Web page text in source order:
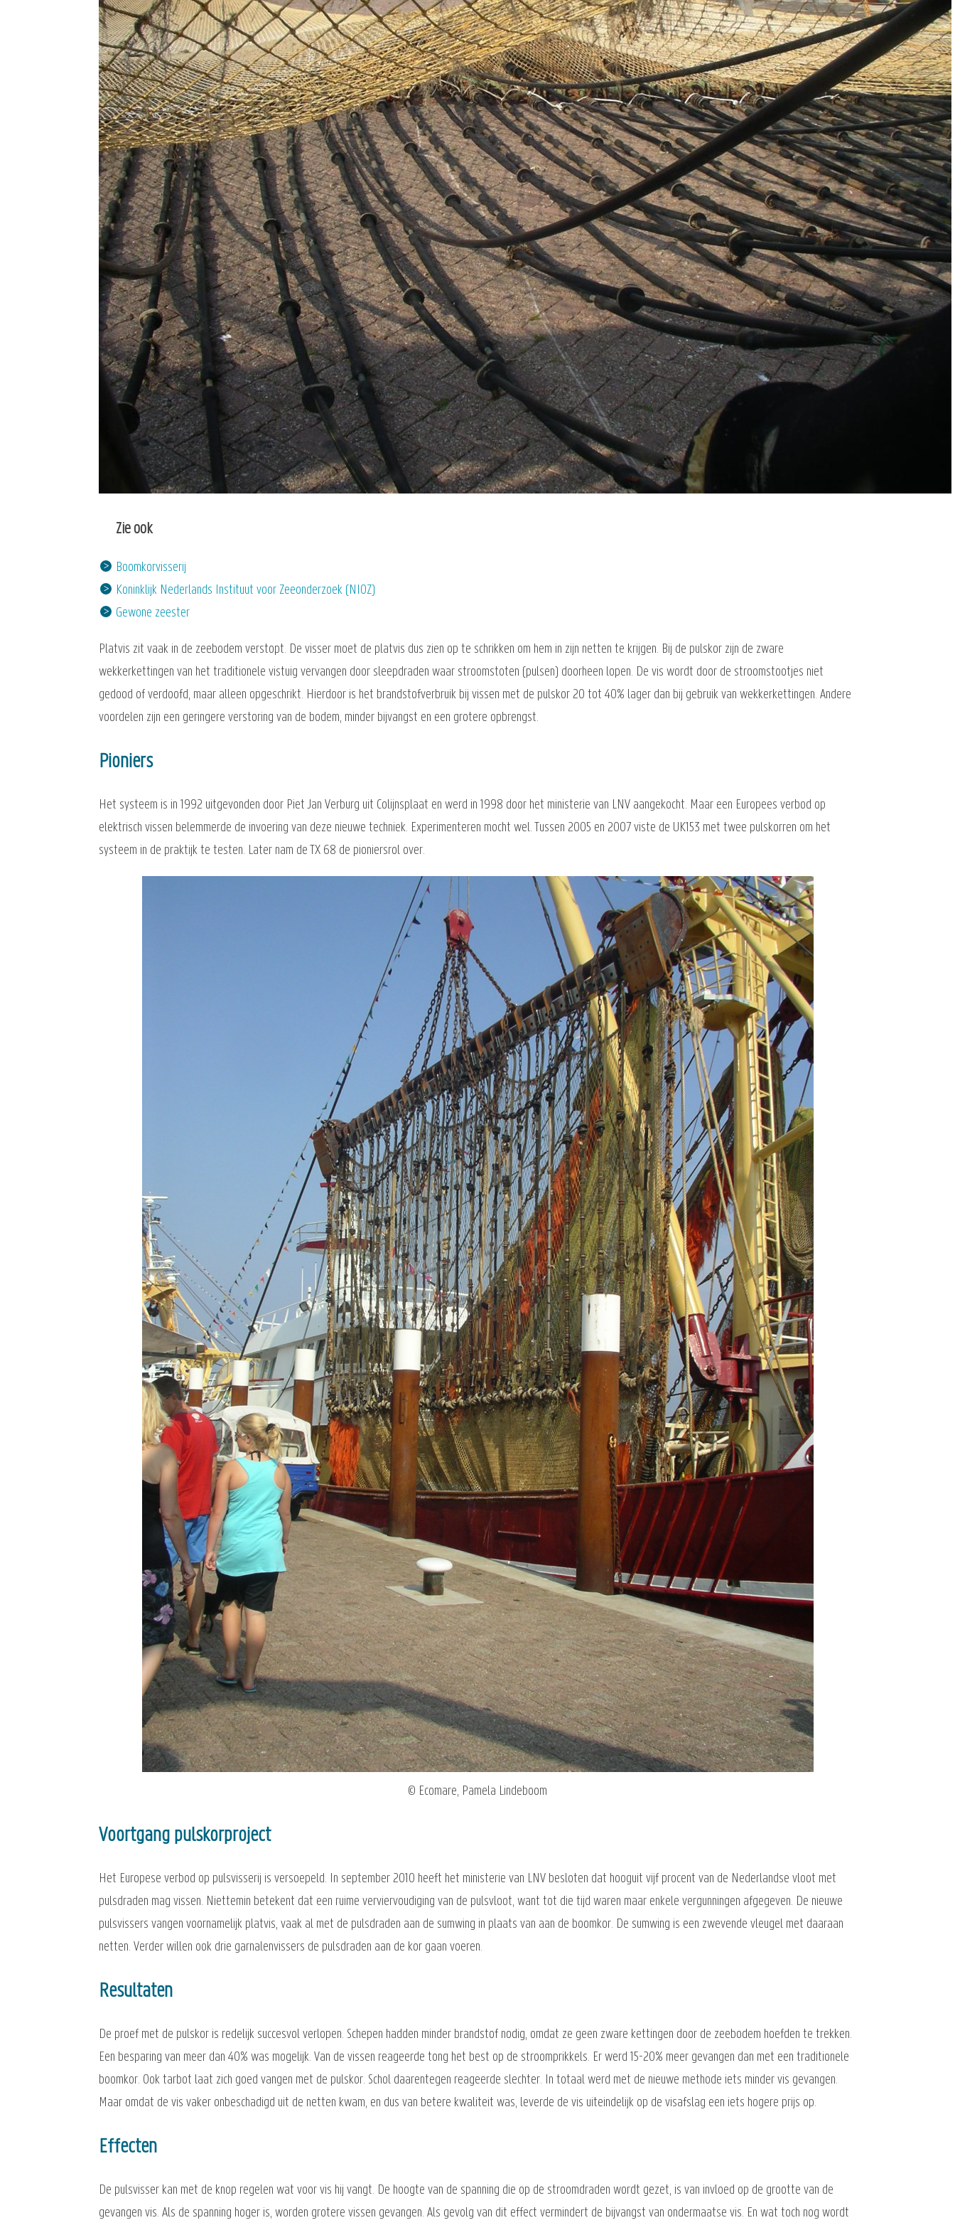
Zie ook
Boomkorvisserij
Koninklijk Nederlands Instituut voor Zeeonderzoek (NIOZ)
Gewone zeester
Platvis zit vaak in de zeebodem verstopt. De visser moet de platvis dus zien op te schrikken om hem in zijn netten te krijgen. Bij de pulskor zijn de zware
wekkerkettingen van het traditionele vistuig vervangen door sleepdraden waar stroomstoten (pulsen) doorheen lopen. De vis wordt door de stroomstootjes niet
gedood of verdoofd, maar alleen opgeschrikt. Hierdoor is het brandstofverbruik bij vissen met de pulskor 20 tot 40% lager dan bij gebruik van wekkerkettingen. Andere
voordelen zijn een geringere verstoring van de bodem, minder bijvangst en een grotere opbrengst.
Pioniers
Het systeem is in 1992 uitgevonden door Piet Jan Verburg uit Colijnsplaat en werd in 1998 door het ministerie van LNV aangekocht. Maar een Europees verbod op
elektrisch vissen belemmerde de invoering van deze nieuwe techniek. Experimenteren mocht wel. Tussen 2005 en 2007 viste de UK153 met twee pulskorren om het
systeem in de praktijk te testen. Later nam de TX 68 de pioniersrol over.
© Ecomare, Pamela Lindeboom
Voortgang pulskorproject
Het Europese verbod op pulsvisserij is versoepeld. In september 2010 heeft het ministerie van LNV besloten dat hooguit vijf procent van de Nederlandse vloot met
pulsdraden mag vissen. Niettemin betekent dat een ruime verviervoudiging van de pulsvloot, want tot die tijd waren maar enkele vergunningen afgegeven. De nieuwe
pulsvissers vangen voornamelijk platvis, vaak al met de pulsdraden aan de sumwing in plaats van aan de boomkor. De sumwing is een zwevende vleugel met daaraan
netten. Verder willen ook drie garnalenvissers de pulsdraden aan de kor gaan voeren.
Resultaten
De proef met de pulskor is redelijk succesvol verlopen. Schepen hadden minder brandstof nodig, omdat ze geen zware kettingen door de zeebodem hoefden te trekken.
Een besparing van meer dan 40% was mogelijk. Van de vissen reageerde tong het best op de stroomprikkels. Er werd 15-20% meer gevangen dan met een traditionele
boomkor. Ook tarbot laat zich goed vangen met de pulskor. Schol daarentegen reageerde slechter. In totaal werd met de nieuwe methode iets minder vis gevangen.
Maar omdat de vis vaker onbeschadigd uit de netten kwam, en dus van betere kwaliteit was, leverde de vis uiteindelijk op de visafslag een iets hogere prijs op.
Effecten
De pulsvisser kan met de knop regelen wat voor vis hij vangt. De hoogte van de spanning die op de stroomdraden wordt gezet, is van invloed op de grootte van de
gevangen vis. Als de spanning hoger is, worden grotere vissen gevangen. Als gevolg van dit effect vermindert de bijvangst van ondermaatse vis. En wat toch nog wordt